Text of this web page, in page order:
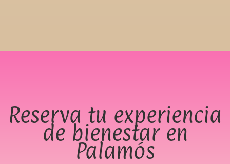
Reserva tu experiencia
de bienestar en
Palamós